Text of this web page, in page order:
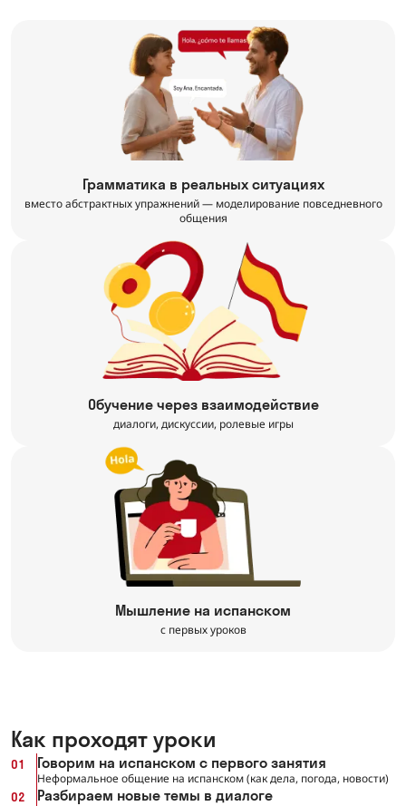
Грамматика в реальных ситуациях
вместо абстрактных упражнений — моделирование повседневного
общения
Обучение через взаимодействие
диалоги, дискуссии, ролевые игры
Мышление на испанском
с первых уроков
Как проходят уроки
01 Говорим на испанском с первого занятия
Неформальное общение на испанском (как дела, погода, новости)
02 Разбираем новые темы в диалоге